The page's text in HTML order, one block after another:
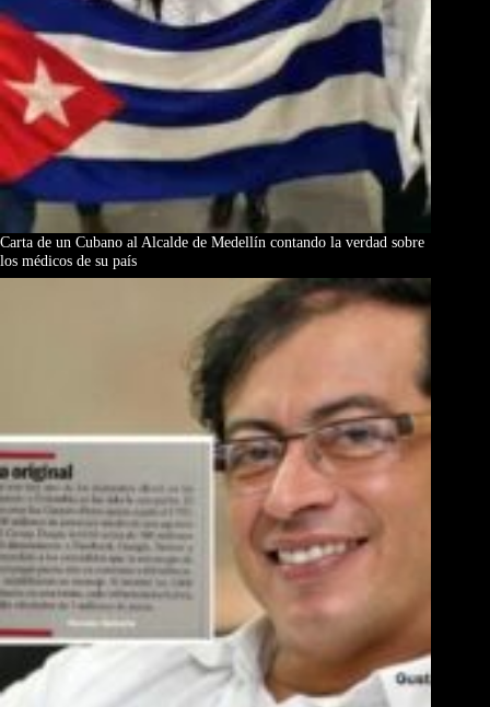
Carta de un Cubano al Alcalde de Medellín contando la verdad sobre
los médicos de su país